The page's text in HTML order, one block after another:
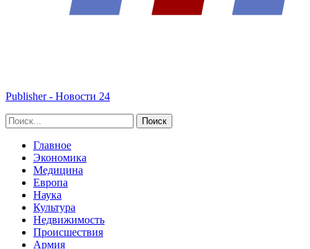
Publisher - Новости 24
Главное
Экономика
Медицина
Европа
Наука
Культура
Недвижимость
Происшествия
Армия